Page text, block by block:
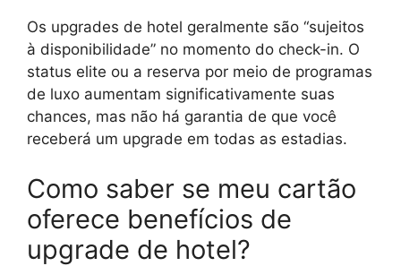
Os upgrades de hotel geralmente são “sujeitos
à disponibilidade” no momento do check-in. O
status elite ou a reserva por meio de programas
de luxo aumentam significativamente suas
chances, mas não há garantia de que você
receberá um upgrade em todas as estadias.
Como saber se meu cartão
oferece benefícios de
upgrade de hotel?